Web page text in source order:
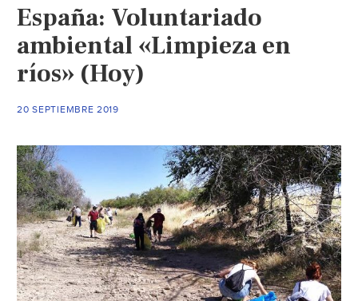
España: Voluntariado
ambiental «Limpieza en
ríos» (Hoy)
20 SEPTIEMBRE 2019